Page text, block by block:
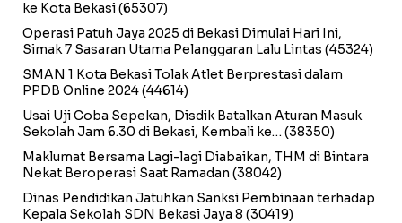
ke Kota Bekasi(65307)
Operasi Patuh Jaya 2025 di Bekasi Dimulai Hari Ini,
Simak 7 Sasaran Utama Pelanggaran Lalu Lintas (45324)
SMAN 1 Kota Bekasi Tolak Atlet Berprestasi dalam
PPDB Online 2024(44614)
Usai Uji Coba Sepekan, Disdik Batalkan Aturan Masuk
Sekolah Jam 6.30 di Bekasi, Kembali ke… (38350)
Maklumat Bersama Lagi-lagi Diabaikan, THM di Bintara
Nekat Beroperasi Saat Ramadan (38042)
Dinas Pendidikan Jatuhkan Sanksi Pembinaan terhadap
Kepala Sekolah SDN Bekasi Jaya 8 (30419)